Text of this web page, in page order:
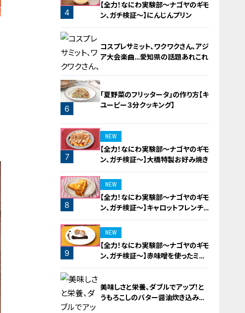
4
【全力！なにわ実験部～ナゴヤのギモ
ン、ガチ検証～】にんじんプリン
5
コスプレサミット、ワクワクさん、アジ
ア大会楽曲…愛知県の話題あれこれ
6
「夏野菜のフリッタータ」の作り方【キ
ユーピー３分クッキング】
7
NEW
【全力！なにわ実験部～ナゴヤのギモ
ン、ガチ検証～】大橋特製お好み焼き
8
NEW
【全力！なにわ実験部～ナゴヤのギモ
ン、ガチ検証～】キャロットフレンチ
ロースト
9
NEW
【全力！なにわ実験部～ナゴヤのギモ
ン、ガチ検証～】赤味噌を使ったミル
フィーユ味噌トンカツ
美味しさと栄養、ダブルでアップ！と
うもろこしのバター醤油炊き込みご